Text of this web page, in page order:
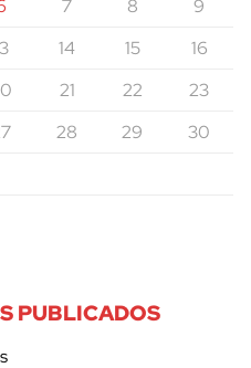
7 8
9
14 15
16
21 22
23
28 29
30
PUBLICADOS